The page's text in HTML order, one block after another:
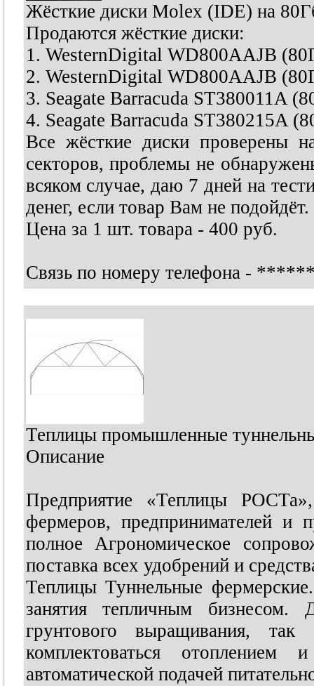
Жёсткие диски Molex (IDE) на
Продаются жёсткие диски:
1. WesternDigital WD800AAJB
2. WesternDigital WD800AAJB
3. Seagate Barracuda ST380011A
4. Seagate Barracuda ST380215A
Все жёсткие диски проверены
секторов, проблемы не
всяком случае, даю 7 дней на
денег, если товар Вам не подойдёт.
Цена за 1 шт. товара - 400 руб.
Связь по номеру телефона -
Теплицы промышленные
Описание
Предприятие «Теплицы
фермеров, предпринимателей и
полное Агрономическое
поставка всех удобрений и
Теплицы Туннельные
занятия тепличным
грунтового выращивания,
комплектоваться
автоматической подачей